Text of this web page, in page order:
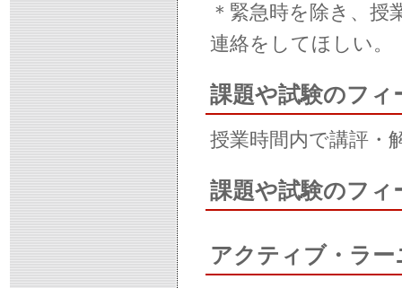
＊緊急時を除き、
連絡をしてほしい。
課題や試験のフィ
授業時間内で講評・
課題や試験のフィ
アクティブ・ラ